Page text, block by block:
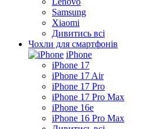
Samsung
Xiaomi
Дивитись всі
Чохли для смартфонів
iPhone
iPhone 17
iPhone 17 Air
iPhone 17 Pro
iPhone 17 Pro Max
iPhone 16e
iPhone 16 Pro Max